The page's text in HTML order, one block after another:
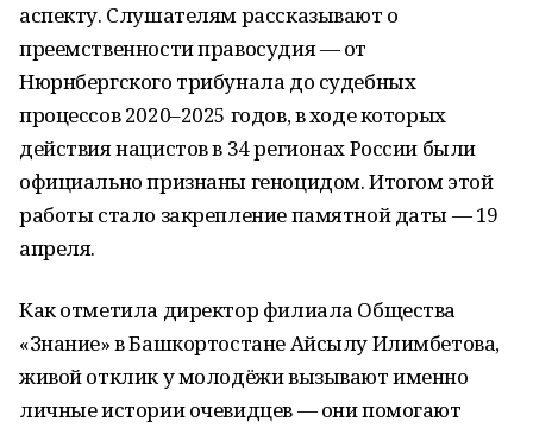
аспекту. Слушателям рассказывают о
преемственности правосудия — от
Нюрнбергского трибунала до судебных
процессов 2020–2025 годов, в ходе которых
действия нацистов в 34 регионах России были
официально признаны геноцидом. Итогом этой
работы стало закрепление памятной даты — 19
апреля.
Как отметила директор филиала Общества
«Знание» в Башкортостане Айсылу Илимбетова,
живой отклик у молодёжи вызывают именно
личные истории очевидцев — они помогают